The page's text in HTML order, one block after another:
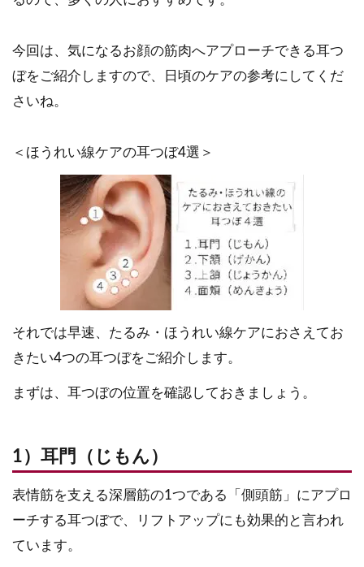
今回は、気になるお顔の筋肉へアプローチできる耳つ
ぼをご紹介しますので、日頃のケアの参考にしてくだ
さいね。
＜ほうれい線ケアの耳つぼ4選＞
それでは早速、たるみ・ほうれい線ケアにおさえてお
きたい4つの耳つぼをご紹介します。
まずは、耳つぼの位置を確認しておきましょう。
1）耳門（じもん）
表情筋を支える深層筋の1つである「側頭筋」にアプロ
ーチする耳つぼで、リフトアップにも効果的と言われ
ています。